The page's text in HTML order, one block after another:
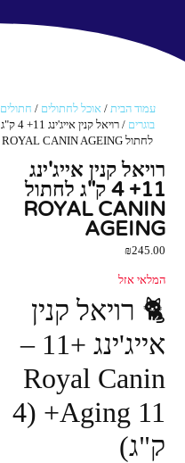
עמוד הבית /אוכל לחתולים / חתולים
בוגרים
/ רויאל קנין אייג'ינג 11+ 4 ק"ג
לחתול ROYAL CANIN AGEING
רויאל קנין אייג'ינג
11+ 4 ק"ג לחתול
ROYAL CANIN
AGEING
₪245.00
המלאי אזל
🐈 רויאל קנין
אייג'ינג +11 –
Royal Canin
Aging 11+ (4
ק"ג)